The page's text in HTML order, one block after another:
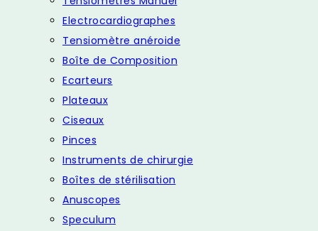
Electrocardiographes
Tensiomètre anéroide
Boîte de Composition
Ecarteurs
Plateaux
Ciseaux
Pinces
Instruments de chirurgie
Boîtes de stérilisation
Anuscopes
Speculum